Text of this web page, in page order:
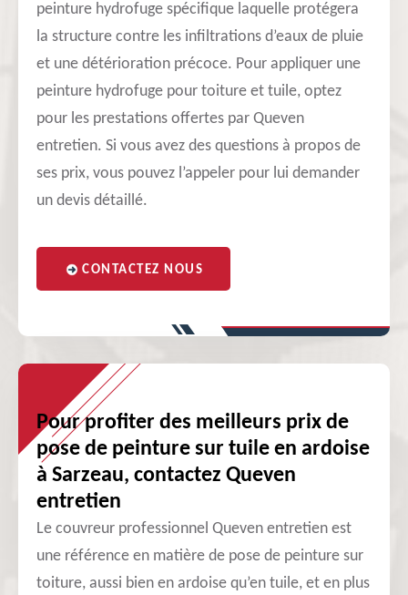
peinture hydrofuge spécifique laquelle protégera
la structure contre les infiltrations d’eaux de pluie
et une détérioration précoce. Pour appliquer une
peinture hydrofuge pour toiture et tuile, optez
pour les prestations offertes par Queven
entretien. Si vous avez des questions à propos de
ses prix, vous pouvez l’appeler pour lui demander
un devis détaillé.
CONTACTEZ NOUS
Pour profiter des meilleurs prix de
pose de peinture sur tuile en ardoise
à Sarzeau, contactez Queven
entretien
Le couvreur professionnel Queven entretien est
une référence en matière de pose de peinture sur
toiture, aussi bien en ardoise qu’en tuile, et en plus